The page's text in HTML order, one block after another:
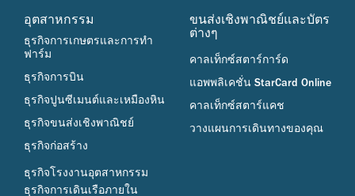
อุตสาหกรรม
ธุรกิจการเกษตรและการทำ
ฟาร์ม
ธุรกิจการบิน
ธุรกิจปูนซีเมนต์และเหมืองหิน
ธุรกิจขนส่งเชิงพาณิชย์
ธุรกิจก่อสร้าง
ธุรกิจโรงงานอุตสาหกรรม
ธุรกิจการเดินเรือภายใน
ขนส่งเชิงพาณิชย์และบัตร
ต่างๆ
คาลเท็กซ์สตาร์การ์ด
แอพพลิเคชั่น StarCard Online
คาลเท็กซ์สตาร์แคช
วางแผนการเดินทางของคุณ